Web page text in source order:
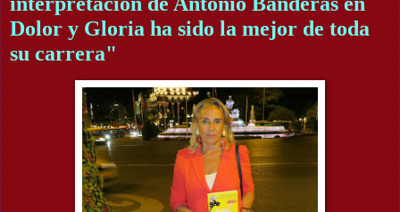
Dolor y Gloria ha sido la mejor de toda
su carrera"